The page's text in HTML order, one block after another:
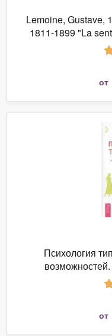
Lemoine, Gustave,
1811-1899 "La
comédie
от
Психология
от